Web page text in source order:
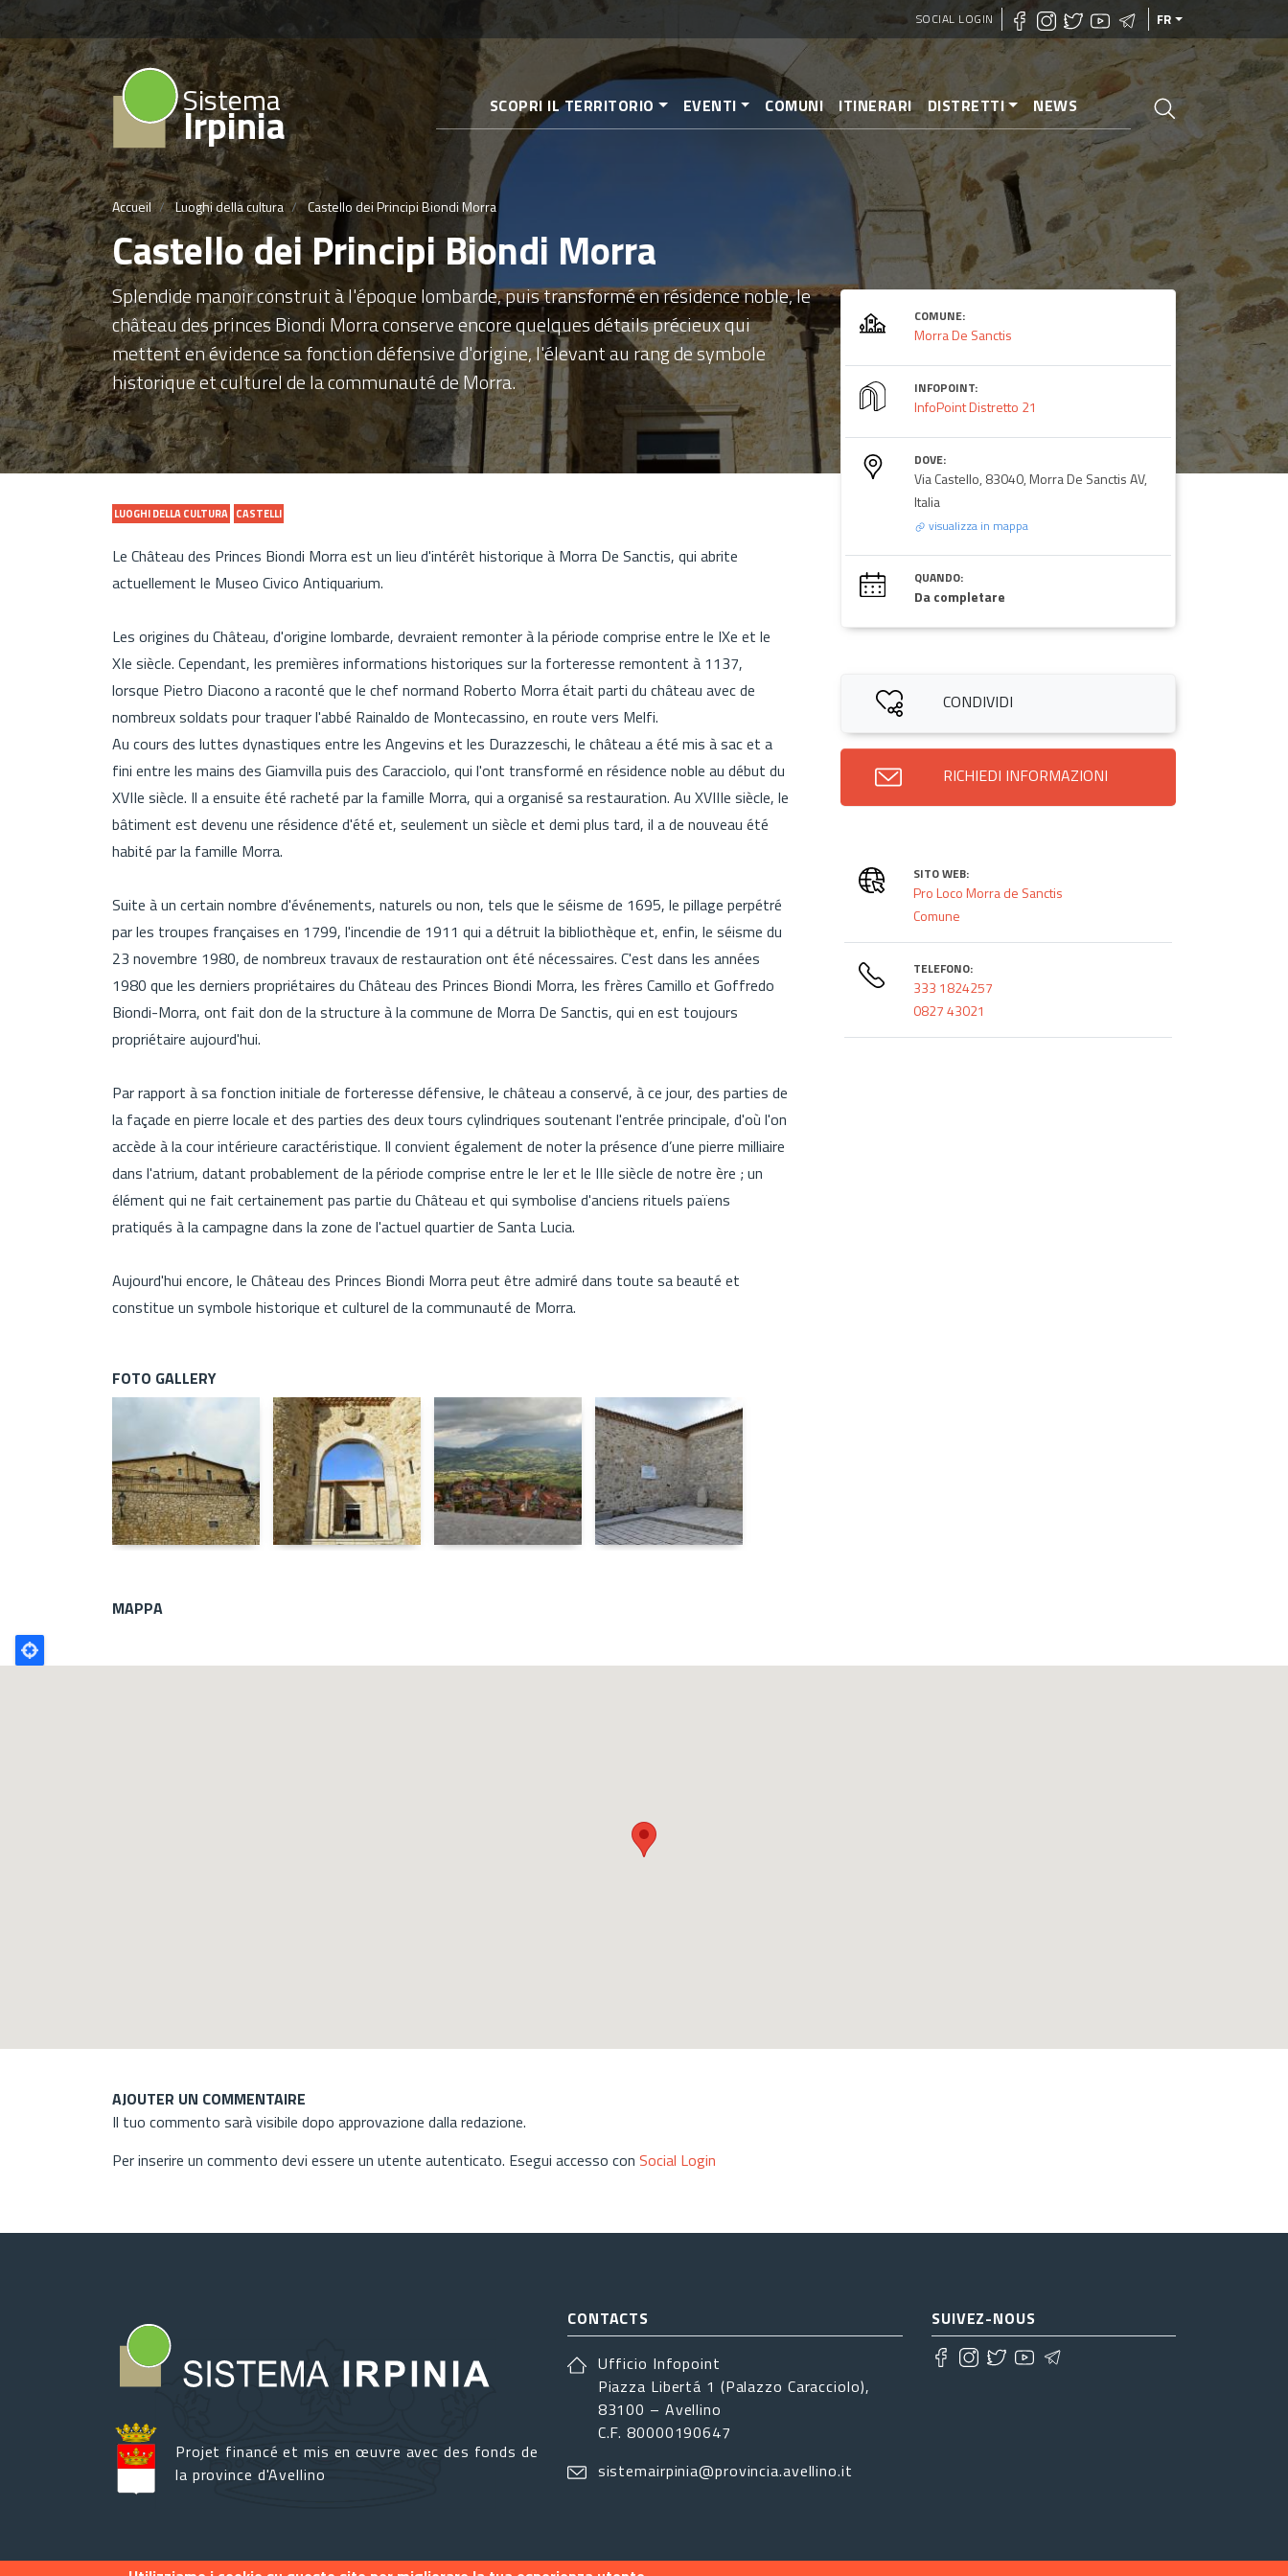
au
principal
SOCIAL LOGIN FR
Sistema
Irpinia SCOPRI IL TERRITORIO EVENTI COMUNI ITINERARI DISTRETTI NEWS
Accueil Luoghi della cultura Castello dei Principi Biondi Morra
Castello dei Principi Biondi Morra
Splendide manoir construit à l'époque lombarde, puis transformé en résidence noble, le
château des princes Biondi Morra conserve encore quelques détails précieux qui
mettent en évidence sa fonction défensive d'origine, l'élevant au rang de symbole
historique et culturel de la communauté de Morra.
LUOGHI DELLA CULTURA CASTELLI
Le Château des Princes Biondi Morra est un lieu d'intérêt historique à Morra De Sanctis, qui abrite
actuellement le Museo Civico Antiquarium.
Les origines du Château, d'origine lombarde, devraient remonter à la période comprise entre le IXe et le
XIe siècle. Cependant, les premières informations historiques sur la forteresse remontent à 1137,
lorsque Pietro Diacono a raconté que le chef normand Roberto Morra était parti du château avec de
nombreux soldats pour traquer l'abbé Rainaldo de Montecassino, en route vers Melfi.
Au cours des luttes dynastiques entre les Angevins et les Durazzeschi, le château a été mis à sac et a
fini entre les mains des Giamvilla puis des Caracciolo, qui l'ont transformé en résidence noble au début du
XVIIe siècle. Il a ensuite été racheté par la famille Morra, qui a organisé sa restauration. Au XVIIIe siècle, le
bâtiment est devenu une résidence d'été et, seulement un siècle et demi plus tard, il a de nouveau été
habité par la famille Morra.
Suite à un certain nombre d'événements, naturels ou non, tels que le séisme de 1695, le pillage perpétré
par les troupes françaises en 1799, l'incendie de 1911 qui a détruit la bibliothèque et, enfin, le séisme du
23 novembre 1980, de nombreux travaux de restauration ont été nécessaires. C'est dans les années
1980 que les derniers propriétaires du Château des Princes Biondi Morra, les frères Camillo et Goffredo
Biondi-Morra, ont fait don de la structure à la commune de Morra De Sanctis, qui en est toujours
propriétaire aujourd'hui.
Par rapport à sa fonction initiale de forteresse défensive, le château a conservé, à ce jour, des parties de
la façade en pierre locale et des parties des deux tours cylindriques soutenant l'entrée principale, d'où l'on
accède à la cour intérieure caractéristique. Il convient également de noter la présence d’une pierre milliaire
dans l'atrium, datant probablement de la période comprise entre le Ier et le IIIe siècle de notre ère ; un
élément qui ne fait certainement pas partie du Château et qui symbolise d'anciens rituels païens
pratiqués à la campagne dans la zone de l'actuel quartier de Santa Lucia.
Aujourd'hui encore, le Château des Princes Biondi Morra peut être admiré dans toute sa beauté et
constitue un symbole historique et culturel de la communauté de Morra.
FOTO GALLERY
COMUNE:
Morra De Sanctis
INFOPOINT:
InfoPoint Distretto 21
DOVE:
Via Castello, 83040, Morra De Sanctis AV,
Italia
visualizza in mappa
QUANDO:
Da completare
CONDIVIDI
RICHIEDI INFORMAZIONI
SITO WEB:
Pro Loco Morra de Sanctis
Comune
TELEFONO:
333 1824257
0827 43021
MAPPA
Poligono
GEO
AJOUTER UN COMMENTAIRE
Il tuo commento sarà visibile dopo approvazione dalla redazione.
Per inserire un commento devi essere un utente autenticato. Esegui accesso con Social Login
Projet financé et mis en œuvre avec des fonds de
la province d'Avellino
CONTACTS
Ufficio Infopoint
Piazza Libertá 1 (Palazzo Caracciolo),
83100 – Avellino
C.F. 80000190647
sistemairpinia@provincia.avellino.it
SUIVEZ-NOUS